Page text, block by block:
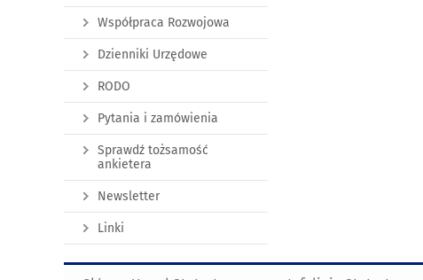
Współpraca Rozwojowa
Dzienniki Urzędowe
RODO
Pytania i zamówienia
Sprawdź tożsamość
ankietera
Newsletter
Linki